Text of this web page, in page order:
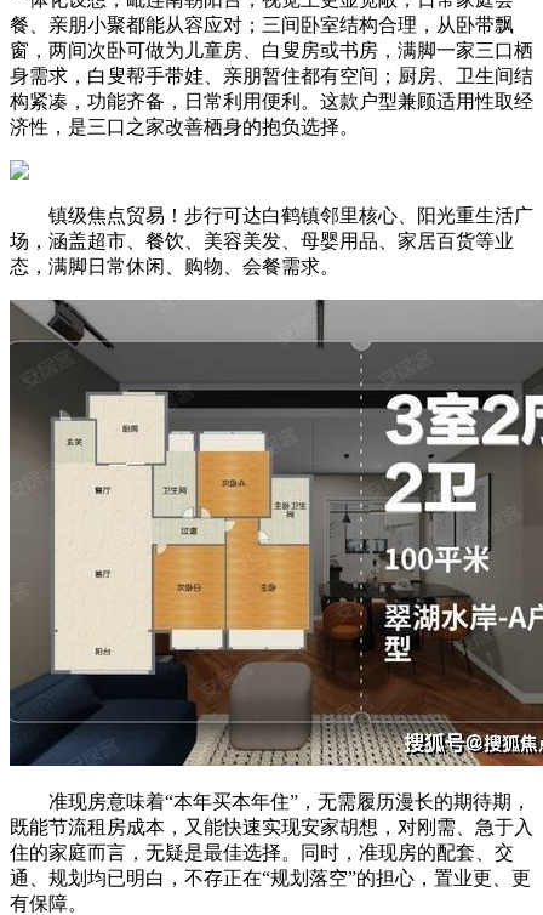
餐、亲朋小聚都能从容应对；三间卧室结构合理，从卧带飘
窗，两间次卧可做为儿童房、白叟房或书房，满脚一家三口栖
身需求，白叟帮手带娃、亲朋暂住都有空间；厨房、卫生间结
构紧凑，功能齐备，日常利用便利。这款户型兼顾适用性取经
济性，是三口之家改善栖身的抱负选择。
镇级焦点贸易！步行可达白鹤镇邻里核心、阳光重生活广
场，涵盖超市、餐饮、美容美发、母婴用品、家居百货等业
态，满脚日常休闲、购物、会餐需求。
准现房意味着“本年买本年住”，无需履历漫长的期待期，
既能节流租房成本，又能快速实现安家胡想，对刚需、急于入
住的家庭而言，无疑是最佳选择。同时，准现房的配套、交
通、规划均已明白，不存正在“规划落空”的担心，置业更、更
有保障。